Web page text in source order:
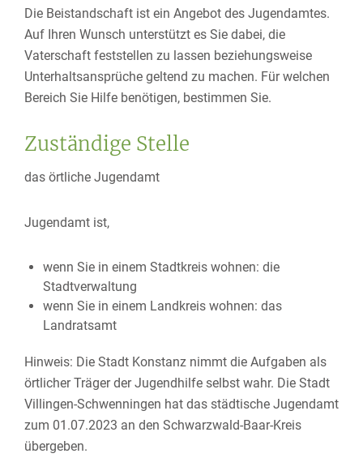
Die Beistandschaft ist ein Angebot des Jugendamtes.
Auf Ihren Wunsch unterstützt es Sie dabei, die
Vaterschaft feststellen zu lassen beziehungsweise
Unterhaltsansprüche geltend zu machen. Für welchen
Bereich Sie Hilfe benötigen, bestimmen Sie.
Zuständige Stelle
das örtliche Jugendamt
Jugendamt ist,
wenn Sie in einem Stadtkreis wohnen: die
Stadtverwaltung
wenn Sie in einem Landkreis wohnen: das
Landratsamt
Hinweis: Die Stadt Konstanz nimmt die Aufgaben als
örtlicher Träger der Jugendhilfe selbst wahr. Die Stadt
Villingen-Schwenningen hat das städtische Jugendamt
zum 01.07.2023 an den Schwarzwald-Baar-Kreis
übergeben.